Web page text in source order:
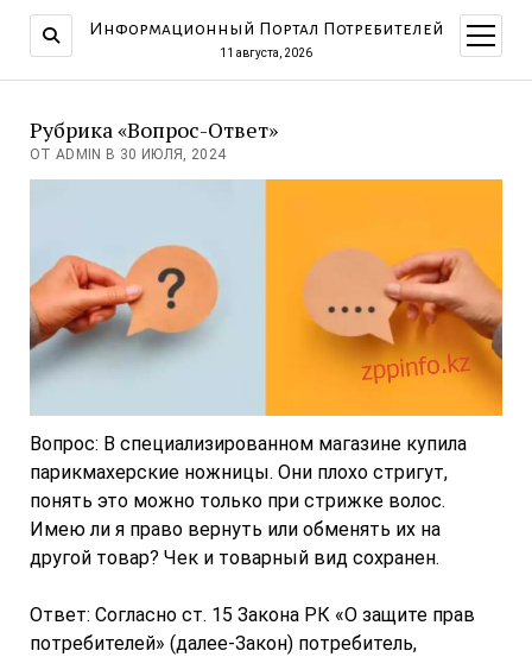
Информационный Портал Потребителей
11 августа, 2026
меню
Рубрика «Вопрос-Ответ»
ОТ ADMIN В 30 ИЮЛЯ, 2024
Вопрос: В специализированном магазине купила
парикмахерские ножницы. Они плохо стригут,
понять это можно только при стрижке волос.
Имею ли я право вернуть или обменять их на
другой товар? Чек и товарный вид сохранен.
Ответ: Согласно ст. 15 Закона РК «О защите прав
потребителей» (далее-Закон) потребитель,